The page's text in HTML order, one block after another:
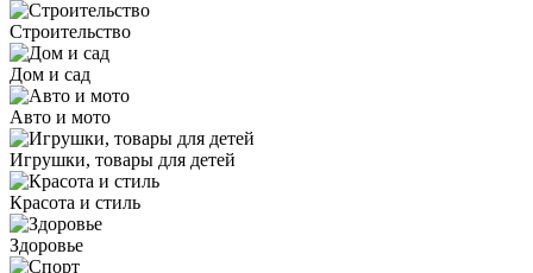
Строительство
Дом и сад
Авто и мото
Игрушки, товары для детей
Красота и стиль
Здоровье